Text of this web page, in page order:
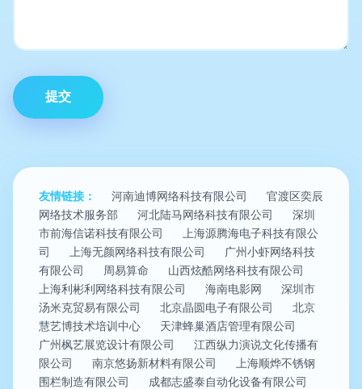
友情链接： 河南迪博网络科技有限公司
官渡区奕辰
网络技术服务部
河北陆马网络科技有限公司
深圳
市前海信诺科技有限公司
上海源腾海电子科技有限公
司
上海无颜网络科技有限公司
广州小虾网络科技
有限公司
周易算命
山西炫酷网络科技有限公司
上海利彬利网络科技有限公司
海南电影网
深圳市
汤米克贸易有限公司
北京晶圆电子有限公司
北京
慧艺博技术培训中心
天津蜂巢酒店管理有限公司
广州枫艺展览设计有限公司
江西纵力演说文化传播有
限公司
南京悠扬新材料有限公司
上海顺烨不锈钢
围栏制造有限公司
成都志盛泰自动化设备有限公司